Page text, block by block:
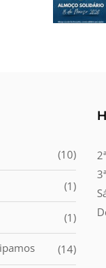
(10)
(1)
(1)
(14)